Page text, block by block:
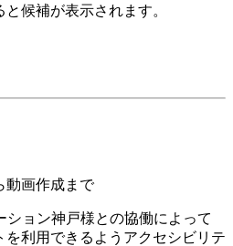
候補が表示されます。
動画作成まで
ション神戸様との協働によって
利用できるようアクセシビリテ